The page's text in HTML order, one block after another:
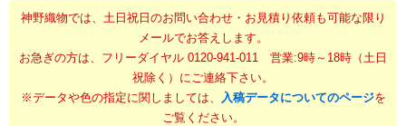
神野織物では、土日祝日のお問い合わせ・お見積り依頼も可能な限り
メールでお答えします。
お急ぎの方は、フリーダイヤル 0120-941-011 営業:9時～18時（土日
祝除く）にご連絡下さい。
※データや色の指定に関しましては、 入稿データについてのページを
ご覧ください。